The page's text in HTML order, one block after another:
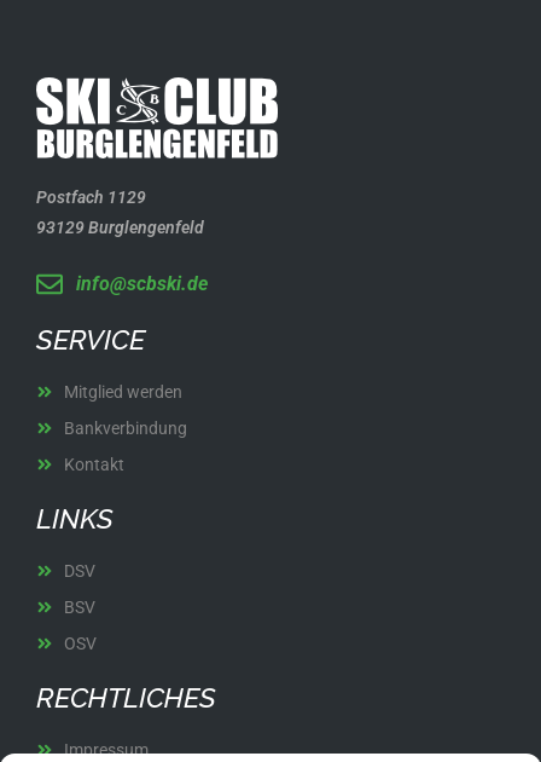
Postfach 1129
93129 Burglengenfeld
info@scbski.de
SERVICE
Mitglied werden
Bankverbindung
Kontakt
LINKS
DSV
BSV
OSV
RECHTLICHES
Impressum